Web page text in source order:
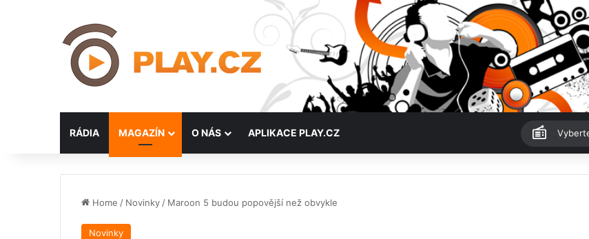
RÁDIA MAGAZÍN O NÁS APLIKACE PLAY.CZ
Home / Novinky / Maroon 5 budou popovější než obvykle
Novinky